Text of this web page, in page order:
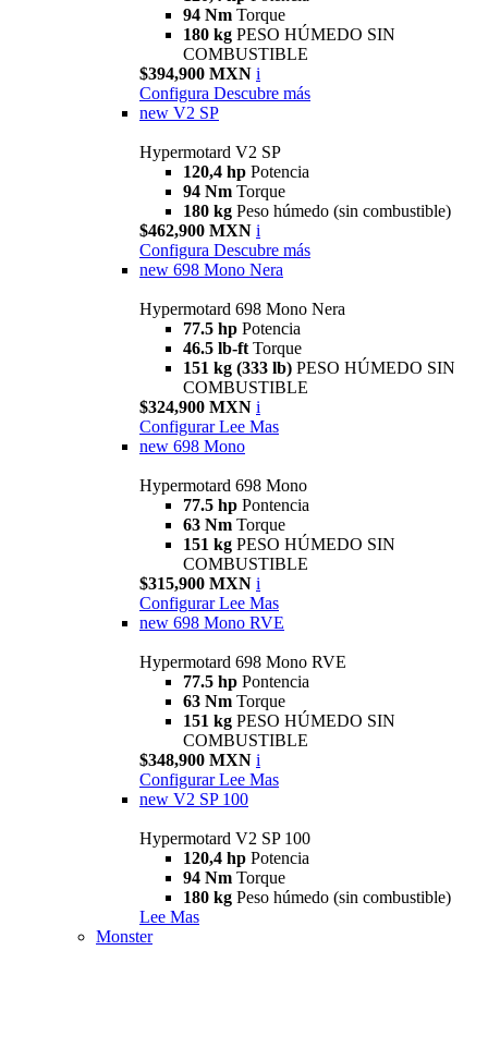
94 Nm Torque
180 kg PESO HÚMEDO SIN
COMBUSTIBLE
$394,900 MXN i
Configura Descubre más
new V2 SP
Hypermotard V2 SP
120,4 hp Potencia
94 Nm Torque
180 kg Peso húmedo (sin combustible)
$462,900 MXN i
Configura Descubre más
new 698 Mono Nera
Hypermotard 698 Mono Nera
77.5 hp Potencia
46.5 lb-ft Torque
151 kg (333 lb) PESO HÚMEDO SIN
COMBUSTIBLE
$324,900 MXN i
Configurar Lee Mas
new 698 Mono
Hypermotard 698 Mono
77.5 hp Pontencia
63 Nm Torque
151 kg PESO HÚMEDO SIN
COMBUSTIBLE
$315,900 MXN i
Configurar Lee Mas
new 698 Mono RVE
Hypermotard 698 Mono RVE
77.5 hp Pontencia
63 Nm Torque
151 kg PESO HÚMEDO SIN
COMBUSTIBLE
$348,900 MXN i
Configurar Lee Mas
new V2 SP 100
Hypermotard V2 SP 100
120,4 hp Potencia
94 Nm Torque
180 kg Peso húmedo (sin combustible)
Lee Mas
Monster